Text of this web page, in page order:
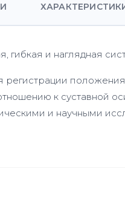
гибкая и наглядная
регистрации
к суставной
и научными